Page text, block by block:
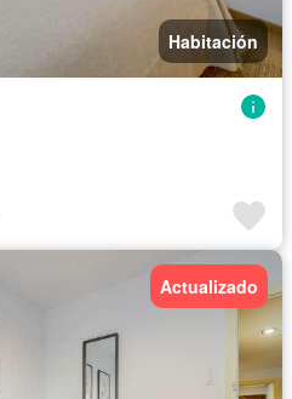
Habitación
Actualizado